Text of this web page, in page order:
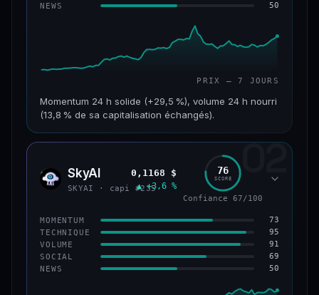
NEWS 50
PRIX — 7 JOURS
Momentum 24 h solide (+29,5 %), volume 24 h nourri
(13,8 % de sa capitalisation échangés).
CAP. MARCHÉ VOLUME 24 H
VAR. 7 J VAR. 30 J
+10,2 %
VS ATH
−46,4 %
CONFIANCE 56/100
02
SKYA SkyAI
SKYAI · capi #235
0,1168 $
▲ +3,6 %
76
SCORE
Confiance 67/100
MOMENTUM 73
TECHNIQUE 95
VOLUME 91
SOCIAL 69
NEWS 50